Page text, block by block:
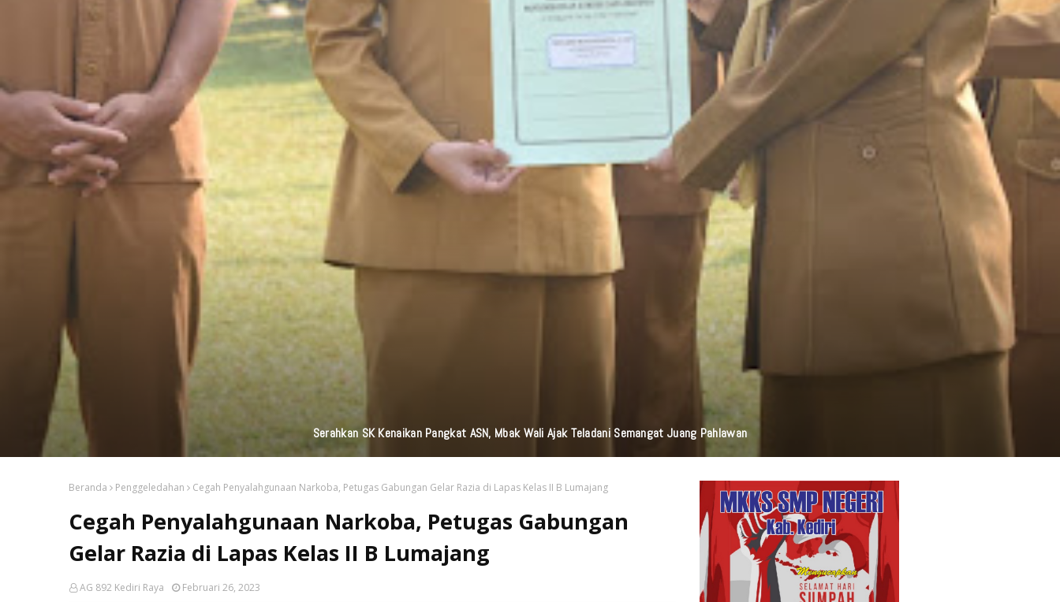
KAI Daop 7 Madiun Kembali Salurkan Bantuan TJSL Senilai Ratusan Juta Untuk Infrastruktur, Pendidikan, Pelestarian Budaya, Dan Disabilitas
Beranda Penggeledahan Cegah Penyalahgunaan Narkoba, Petugas Gabungan Gelar Razia di Lapas Kelas II B Lumajang
Cegah Penyalahgunaan Narkoba, Petugas Gabungan
Gelar Razia di Lapas Kelas II B Lumajang
AG 892 Kediri Raya Februari 26, 2023